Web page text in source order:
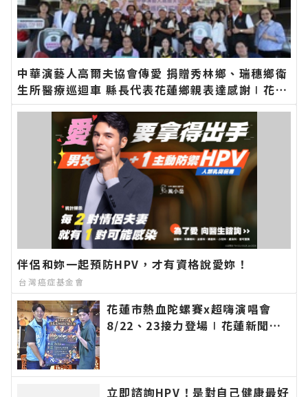
中華演藝人高爾夫協會傳愛 捐贈秀林鄉、瑞穗鄉衛
生所醫療巡迴車 縣長代表花蓮鄉親表達感謝∣花蓮
新聞網官方網站各類新聞－最快速的今日新聞報導
最新的在地資訊！
伴侶和妳一起預防HPV，才有資格說愛妳！
台灣癌症基金會
花蓮市熱血陀螺賽x超嗨演唱會
8/22、23接力登場∣花蓮新聞網
立即諮詢HPV！是對自己健康最好